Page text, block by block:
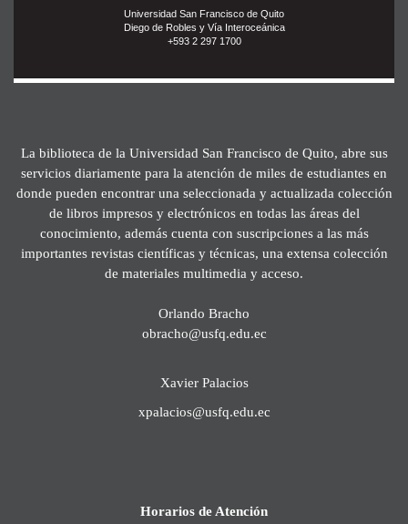
Universidad San Francisco de Quito
Diego de Robles y Vía Interoceánica
+593 2 297 1700
La biblioteca de la Universidad San Francisco de Quito, abre sus
servicios diariamente para la atención de miles de estudiantes en
donde pueden encontrar una seleccionada y actualizada colección
de libros impresos y electrónicos en todas las áreas del
conocimiento, además cuenta con suscripciones a las más
importantes revistas científicas y técnicas, una extensa colección
de materiales multimedia y acceso.
Orlando Bracho
obracho@usfq.edu.ec
Xavier Palacios
xpalacios@usfq.edu.ec
Horarios de Atención